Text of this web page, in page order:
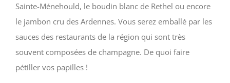
Sainte-Ménehould, le boudin blanc de Rethel ou encore
le jambon cru des Ardennes. Vous serez emballé par les
sauces des restaurants de la région qui sont très
souvent composées de champagne. De quoi faire
pétiller vos papilles !